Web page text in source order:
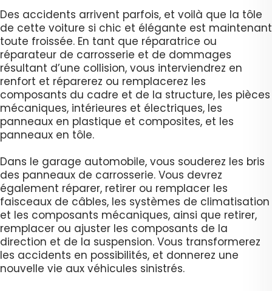
Des accidents arrivent parfois, et voilà que la tôle
de cette voiture si chic et élégante est maintenant
toute froissée. En tant que réparatrice ou
réparateur de carrosserie et de dommages
résultant d’une collision, vous interviendrez en
renfort et réparerez ou remplacerez les
composants du cadre et de la structure, les pièces
mécaniques, intérieures et électriques, les
panneaux en plastique et composites, et les
panneaux en tôle.
Dans le garage automobile, vous souderez les bris
des panneaux de carrosserie. Vous devrez
également réparer, retirer ou remplacer les
faisceaux de câbles, les systèmes de climatisation
et les composants mécaniques, ainsi que retirer,
remplacer ou ajuster les composants de la
direction et de la suspension. Vous transformerez
les accidents en possibilités, et donnerez une
nouvelle vie aux véhicules sinistrés.